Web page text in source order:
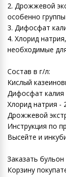
2. Дрожжевой
особенно
3. Дифосфат
4. Хлорид
необходимые
Состав в г/л:
Кислый
Дифосфат калия
Хлорид натрия -
Дрожжевой
Инструкция по
Высейте и
Заказать
Корзину